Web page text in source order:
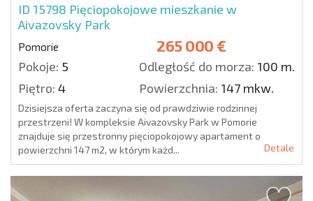
ID 15798 Pięciopokojowe mieszkanie w
Aivazovsky Park
Pomorie 265 000 €
Pokoje: 5 Odległość do morza: 100 m.
Piętro: 4 Powierzchnia: 147 mkw.
Dzisiejsza oferta zaczyna się od prawdziwie rodzinnej
przestrzeni! W kompleksie Aivazovsky Park w Pomorie
znajduje się przestronny pięciopokojowy apartament o
powierzchni 147 m2, w którym każd...
Detale